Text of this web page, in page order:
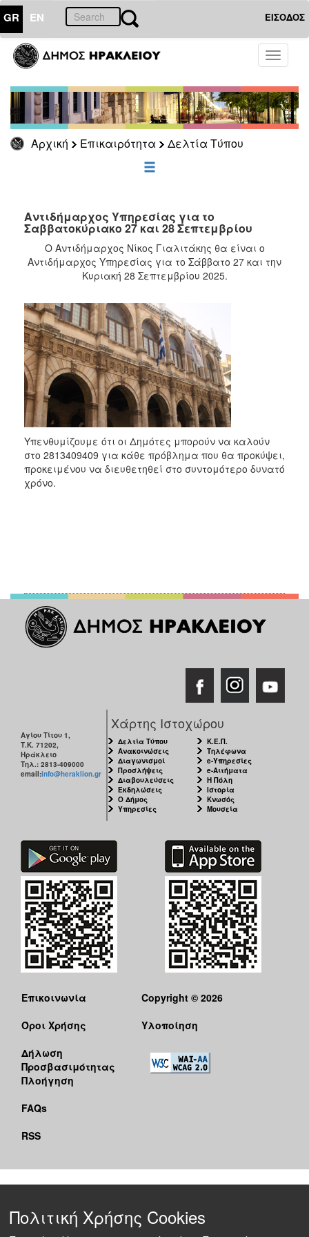
GR EN ΕΙΣΟΔΟΣ
Toggle
Αρχική Επικαιρότητα Δελτία Τύπου
ΕΠΙΚΑΙΡΟΤΗΤΑ
Τύπου
Αρχείο
ΕΠΙΣΚΕΠΤΗΣ
ΗΡΑΚΛΕΙΟ
Αντιδήμαρχος Υπηρεσίας για το
Σαββατοκύριακο 27 και 28 Σεπτεμβρίου
Ο Αντιδήμαρχος Νίκος Γιαλιτάκης θα είναι ο
Αντιδήμαρχος Υπηρεσίας για το Σάββατο 27 και την
Κυριακή 28 Σεπτεμβρίου 2025.
Υπενθυμίζουμε ότι οι Δημότες μπορούν να καλούν
στο 2813409409 για κάθε πρόβλημα που θα προκύψει,
προκειμένου να διευθετηθεί στο συντομότερο δυνατό
χρόνο.
Αγίου Τίτου 1,
Τ.Κ. 71202,
Ηράκλειο
Τηλ.: 2813-409000
email:info@heraklion.gr
Χάρτης Ιστοχώρου
Δελτία Τύπου
Ανακοινώσεις
Διαγωνισμοί
Προσλήψεις
Διαβουλεύσεις
Εκδηλώσεις
Ο Δήμος
Υπηρεσίες
Κ.Ε.Π.
Τηλέφωνα
e-Υπηρεσίες
e-Αιτήματα
Η Πόλη
Ιστορία
Κνωσός
Μουσεία
Επικοινωνία
Όροι Χρήσης
Δήλωση
Προσβασιμότητας
Πλοήγηση
FAQs
RSS
Copyright © 2026
Υλοποίηση
Πολιτική Χρήσης Cookies